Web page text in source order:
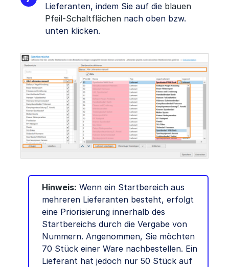
Lieferanten, indem Sie auf die blauen
Pfeil-Schaltflächen nach oben bzw.
unten klicken.
Hinweis: Wenn ein Startbereich aus
mehreren Lieferanten besteht, erfolgt
eine Priorisierung innerhalb des
Startbereichs durch die Vergabe von
Nummern. Angenommen, Sie möchten
70 Stück einer Ware nachbestellen. Ein
Lieferant hat jedoch nur 50 Stück auf